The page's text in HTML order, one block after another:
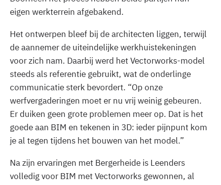
eigen werkterrein afgebakend.
Het ontwerpen bleef bij de architecten liggen, terwijl
de aannemer de uiteindelijke werkhuistekeningen
voor zich nam. Daarbij werd het Vectorworks-model
steeds als referentie gebruikt, wat de onderlinge
communicatie sterk bevordert. “Op onze
werfvergaderingen moet er nu vrij weinig gebeuren.
Er duiken geen grote problemen meer op. Dat is het
goede aan BIM en tekenen in 3D: ieder pijnpunt kom
je al tegen tijdens het bouwen van het model.”
Na zijn ervaringen met Bergerheide is Leenders
volledig voor BIM met Vectorworks gewonnen, al